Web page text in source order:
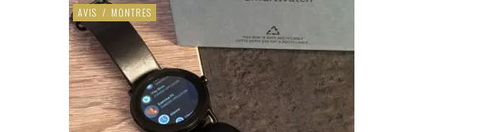
AVIS / MONTRES